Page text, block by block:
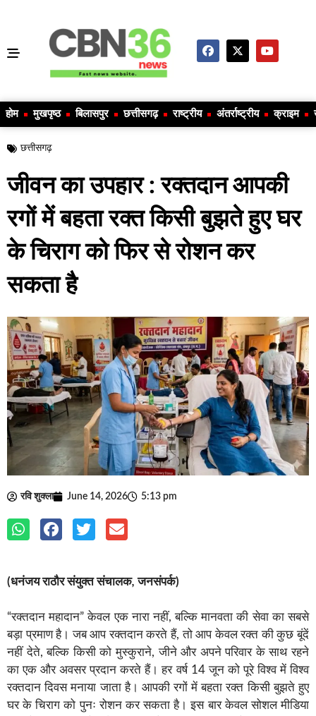
होम मुखपृष्ठ बिलासपुर छत्तीसगढ़ राष्ट्रीय अंतर्राष्ट्रीय क्राइम
छत्तीसगढ़
जीवन का उपहार : रक्तदान आपकी
रगों में बहता रक्त किसी बुझते हुए घर
के चिराग को फिर से रोशन कर
सकता है
रवि शुक्ला June 14, 2026 5:13 pm
(धनंजय राठौर संयुक्त संचालक,जनसंपर्क)
“रक्तदान महादान” केवल एक नारा नहीं, बल्कि मानवता की सेवा का सबसे
बड़ा प्रमाण है। जब आप रक्तदान करते हैं, तो आप केवल रक्त की कुछ बूंदें
नहीं देते, बल्कि किसी को मुस्कुराने, जीने और अपने परिवार के साथ रहने
का एक और अवसर प्रदान करते हैं। हर वर्ष 14 जून को पूरे विश्व में विश्व
रक्तदान दिवस मनाया जाता है। आपकी रगों में बहता रक्त किसी बुझते हुए
घर के चिराग को पुनः रोशन कर सकता है। इस बार केवल सोशल मीडिया